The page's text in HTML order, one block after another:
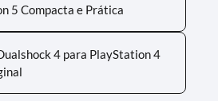
5 Compacta e Prática
4 para PlayStation 4